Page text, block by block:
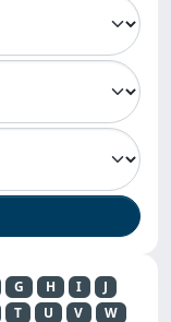
G H I
J
T U V
W